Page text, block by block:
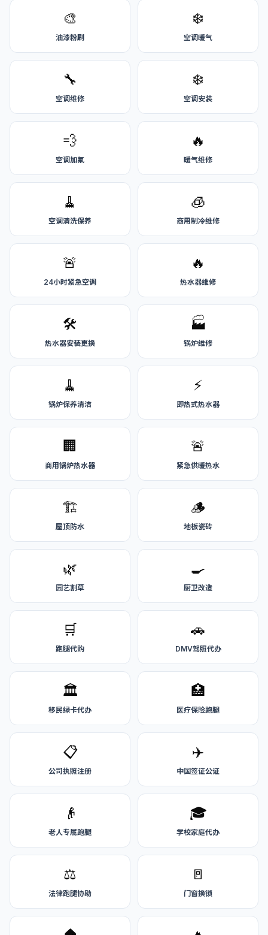
🎨
油漆粉刷
❄️
空调暖气
🔧
空调维修
❄️
空调安装
💨
空调加氟
🔥
暖气维修
🧹
空调清洗保养
🧊
商用制冷维修
🚨
24小时紧急空调
🔥
热水器维修
🛠️
热水器安装更换
🏭
锅炉维修
🧹
锅炉保养清洁
⚡
即热式热水器
🏢
商用锅炉热水器
🚨
紧急供暖热水
🏗️
屋顶防水
🪵
地板瓷砖
🌿
园艺割草
🍳
厨卫改造
🛒
跑腿代购
🚗
DMV驾照代办
🏛️
移民绿卡代办
🏥
医疗保险跑腿
📋
公司执照注册
✈️
中国签证公证
👴
老人专属跑腿
🎓
学校家庭代办
⚖️
法律跑腿协助
🚪
门窗换锁